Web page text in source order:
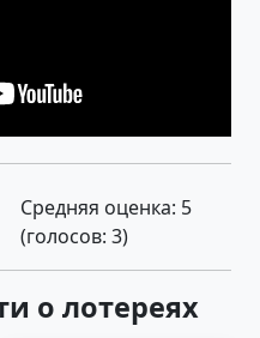
Средняя оценка: 5
(голосов: 3)
о лотереях